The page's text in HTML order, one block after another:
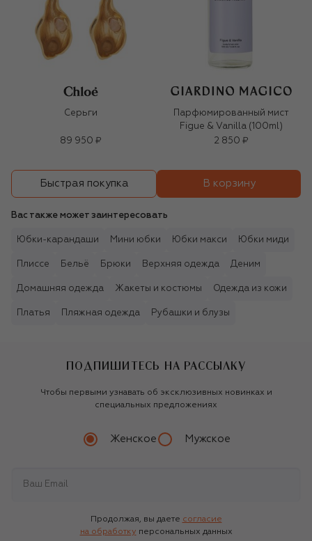
Серьги
89 950 ₽
Парфюмированный мист
Figue & Vanilla (100ml)
2 850 ₽
Быстрая покупка В корзину
Вас также может заинтересовать
Юбки-карандаши Мини юбки Юбки макси Юбки миди
Плиссе Бельё Брюки Верхняя одежда Деним
Домашняя одежда Жакеты и костюмы Одежда из кожи
Платья Пляжная одежда Рубашки и блузы
ПОДПИШИТЕСЬ НА РАССЫЛКУ
Чтобы первыми узнавать об эксклюзивных новинках и
специальных предложениях
Женское Мужское
Продолжая, вы даете согласие
на обработку персональных данных